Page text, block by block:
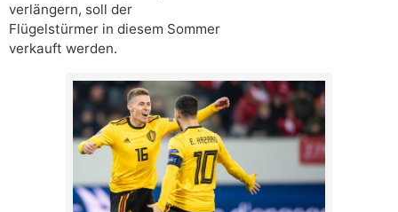
verlängern, soll der
Flügelstürmer in diesem Sommer
verkauft werden.